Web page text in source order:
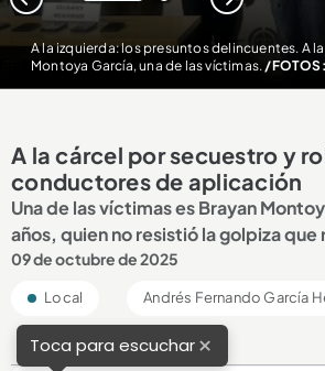
A la izquierda: los presuntos delincuentes. A
Montoya García, una de las víctimas. /
A la cárcel por secuestro y
conductores de aplicación
Una de las víctimas es Brayan
años, quien no resistió la golpiza
09 de octubre de 2025
Local Andrés Fernando García
Toca para escuchar×